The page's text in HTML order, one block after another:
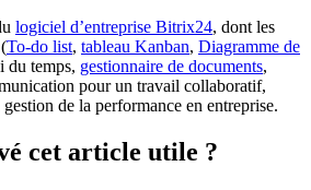
logiciel d’entreprise Bitrix24, dont les
To-do list, tableau Kanban, Diagramme de
du temps, gestionnaire de documents,
pour un travail collaboratif,
de la performance en entreprise.
cet article utile ?